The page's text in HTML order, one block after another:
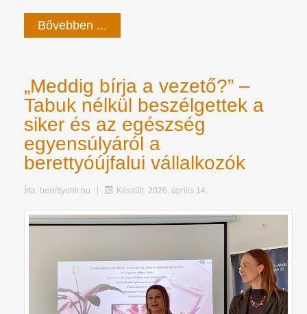
Bővebben ...
„Meddig bírja a vezető?” –
Tabuk nélkül beszélgettek a
siker és az egészség
egyensúlyáról a
berettyóújfalui vállalkozók
Írta: berettyohir.hu Készült: 2026. április 14.